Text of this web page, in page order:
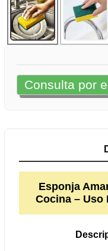
Consulta por
Esponja
Cocina – Uso